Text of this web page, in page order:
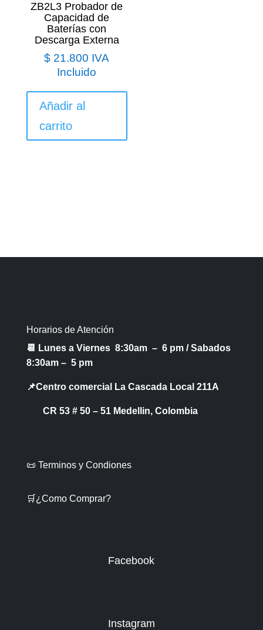
ZB2L3 Probador de
Capacidad de
Baterías con
Descarga Externa
$ 21.800 IVA
Incluido
Añadir al
carrito
Horarios de Atención
📆 Lunes a Viernes 8:30am – 6 pm /Sabados
8:30am – 5 pm
📌Centro comercial La Cascada Local 211A
CR 53 # 50 – 51 Medellin, Colombia
📜 Terminos y Condiones
🛒¿Como Comprar?
Facebook
Instagram